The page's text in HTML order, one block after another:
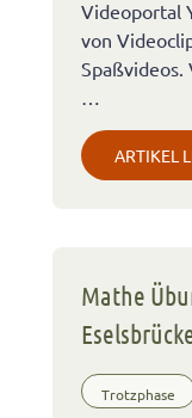
Videoportal
von
Spaßvideos.
…
ARTIKEL
Mathe
Trotzphase